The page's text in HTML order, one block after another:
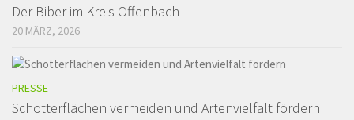
Der Biber im Kreis Offenbach
20 MÄRZ, 2026
PRESSE
Schotterflächen vermeiden und Artenvielfalt fördern